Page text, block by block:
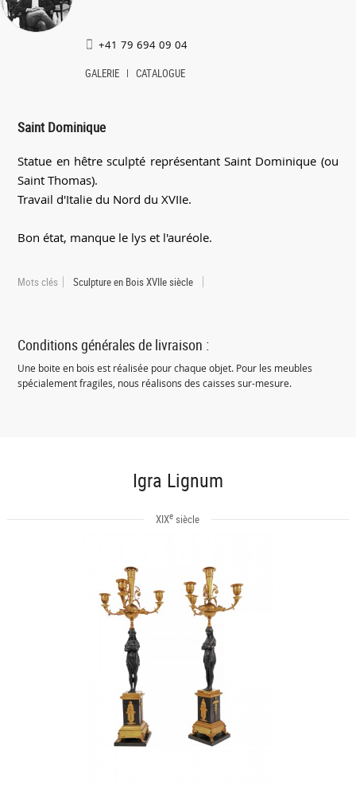
+41 79 694 09 04
GALERIE CATALOGUE
Saint Dominique
Statue en hêtre sculpté représentant Saint Dominique (ou
Saint Thomas).
Travail d'Italie du Nord du XVIIe.
Bon état, manque le lys et l'auréole.
Mots clés Sculpture en Bois XVIIe siècle
Conditions générales de livraison :
Une boite en bois est réalisée pour chaque objet. Pour les meubles
spécialement fragiles, nous réalisons des caisses sur-mesure.
Igra Lignum
XIXe siècle